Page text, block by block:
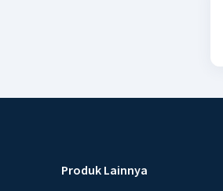
Produk Lainnya